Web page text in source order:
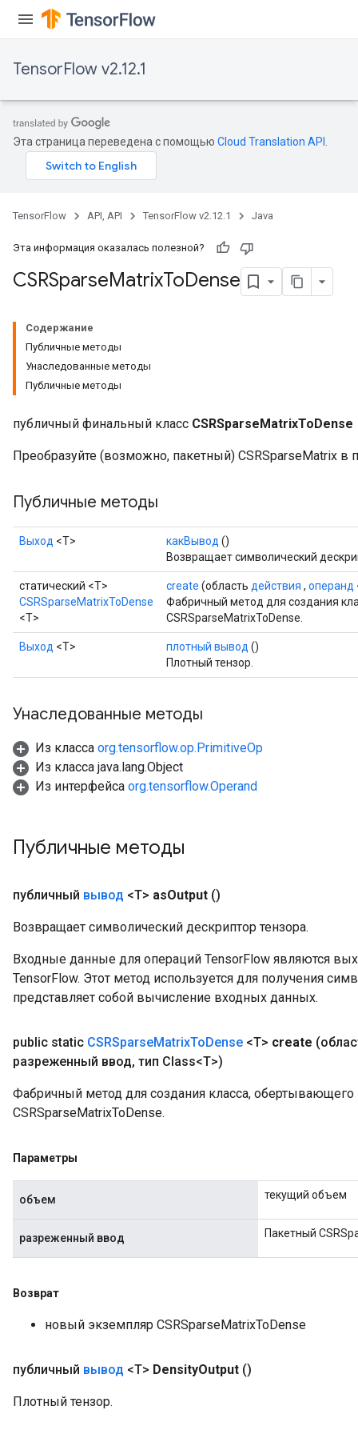
TensorFlow v2.12.1
Эта страница переведена с помощью Cloud Translation API
TensorFlow API, API TensorFlow v2.12.1 Java
Эта информация оказалась полезной?
CSRSparseMatrixToDense
Содержание
Публичные методы
Унаследованные методы
Публичные методы
публичный финальный класс CSRSparseMatrixToDense
Преобразуйте (возможно, пакетный) CSRSparseMatrix в
Публичные методы
Выход <Т> какВывод ()
Возвращает символический
статический <T>
CSRSparseMatrixToDense
<T>
create (область действия , операнд
Фабричный метод для создания
CSRSparseMatrixToDense.
Выход <Т> плотный вывод ()
Плотный тензор.
Унаследованные методы
Из класса org.tensorflow.op.PrimitiveOp
Из класса java.lang.Object
Из интерфейса org.tensorflow.Operand
Публичные методы
публичный вывод <T> asOutput ()
Возвращает символический дескриптор тензора.
Входные данные для операций TensorFlow являются
TensorFlow. Этот метод используется для получения
представляет собой вычисление входных данных.
public static CSRSparseMatrixToDense <T> create
разреженный ввод, тип Class<T>)
Фабричный метод для создания класса,
CSRSparseMatrixToDense.
Параметры
объем текущий объем
разреженный ввод Пакетный
Возврат
новый экземпляр CSRSparseMatrixToDense
публичный вывод <T> DensityOutput ()
Плотный тензор.